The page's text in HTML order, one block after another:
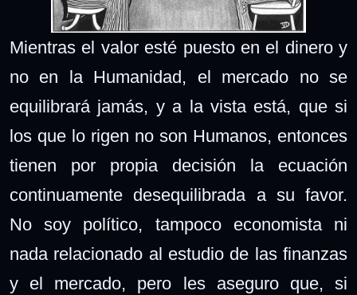
Mientras el valor esté puesto en el dinero y
no en la Humanidad, el mercado no se
equilibrará jamás, y a la vista está, que si
los que lo rigen no son Humanos, entonces
tienen por propia decisión la ecuación
continuamente desequilibrada a su favor.
No soy político, tampoco economista ni
nada relacionado al estudio de las finanzas
y el mercado, pero les aseguro que, si